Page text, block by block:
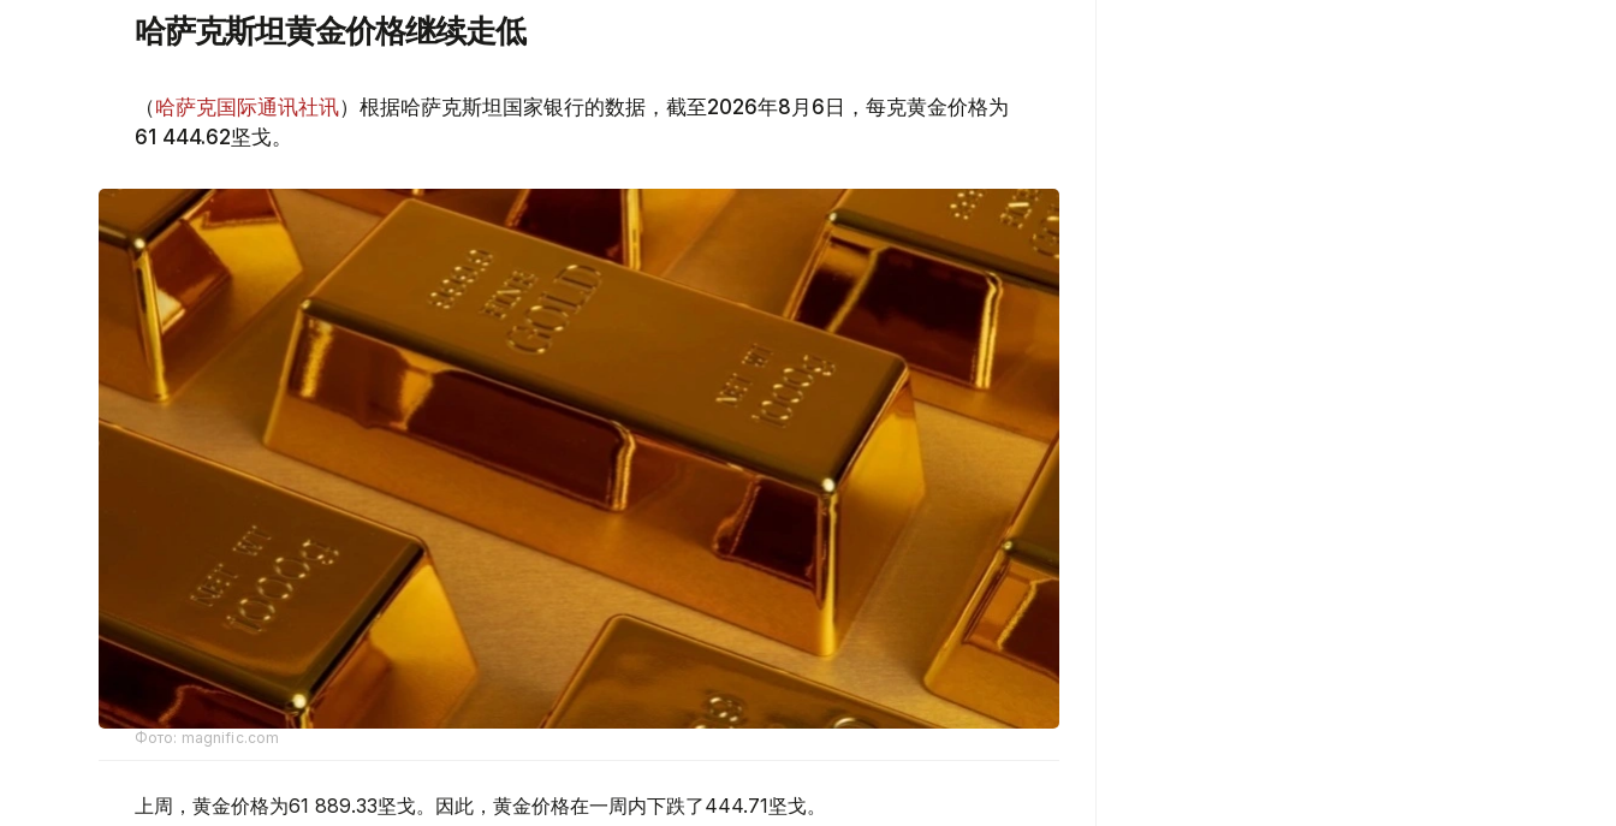
哈萨克斯坦黄金价格继续走低
（哈萨克国际通讯社讯）根据哈萨克斯坦国家银行的数据，截至2026年8月6日，每克黄金价格为
61 444.62坚戈。
Фото: magnific.com
上周，黄金价格为61 889.33坚戈。因此，黄金价格在一周内下跌了444.71坚戈。